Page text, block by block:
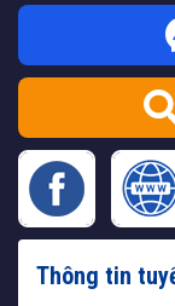
Thông tin